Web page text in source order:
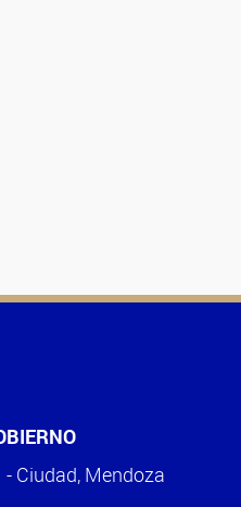
- Ciudad, Mendoza